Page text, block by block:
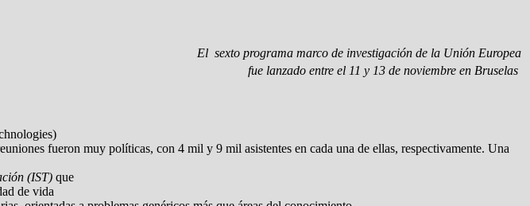
El sexto programa marco de investigación de la Unión Europea
fue lanzado entre el 11 y 13 de noviembre en Bruselas
fueron muy políticas, con 4 mil y 9 mil asistentes en cada una de ellas, respectivamente. Una
(IST) que
de vida